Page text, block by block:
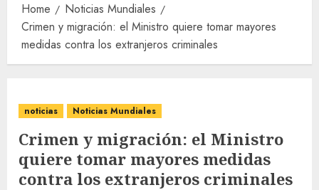
Home
Noticias Mundiales
Crimen y migración: el Ministro quiere tomar mayores
medidas contra los extranjeros criminales
noticias Noticias Mundiales
Crimen y migración: el Ministro
quiere tomar mayores medidas
contra los extranjeros criminales